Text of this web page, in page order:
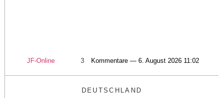
JF-Online 3 Kommentare — 6. August 2026 11:02
DEUTSCHLAND